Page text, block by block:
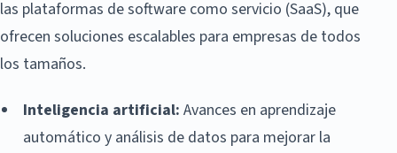
las plataformas de software como servicio (SaaS), que
ofrecen soluciones escalables para empresas de todos
los tamaños.
Inteligencia artificial: Avances en aprendizaje
automático y análisis de datos para mejorar la